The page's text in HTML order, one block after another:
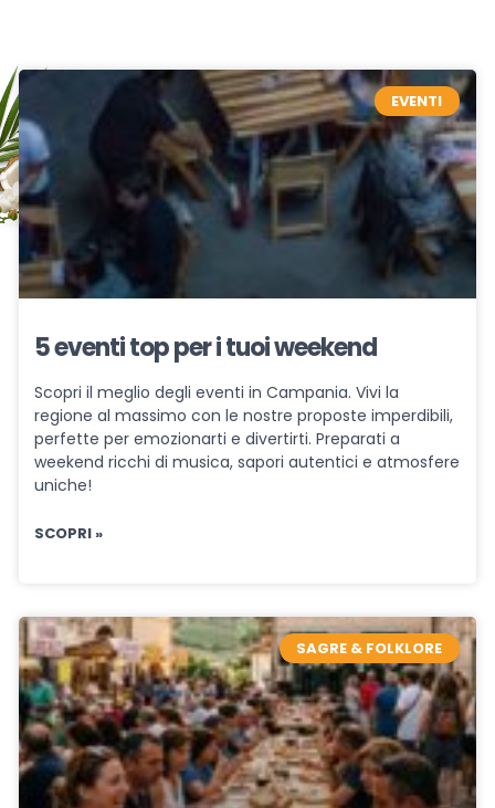
EVENTI
5 eventi top per i tuoi weekend
Scopri il meglio degli eventi in Campania. Vivi la
regione al massimo con le nostre proposte imperdibili,
perfette per emozionarti e divertirti. Preparati a
weekend ricchi di musica, sapori autentici e atmosfere
uniche!
SCOPRI »
SAGRE & FOLKLORE